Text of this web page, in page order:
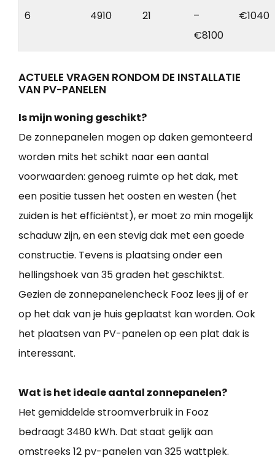
6 4910 21
–
€8100
€1040
ACTUELE VRAGEN RONDOM DE INSTALLATIE
VAN PV-PANELEN
Is mijn woning geschikt?
De zonnepanelen mogen op daken gemonteerd
worden mits het schikt naar een aantal
voorwaarden: genoeg ruimte op het dak, met
een positie tussen het oosten en westen (het
zuiden is het efficiëntst), er moet zo min mogelijk
schaduw zijn, en een stevig dak met een goede
constructie. Tevens is plaatsing onder een
hellingshoek van 35 graden het geschiktst.
Gezien de zonnepanelencheck Fooz lees jij of er
op het dak van je huis geplaatst kan worden. Ook
het plaatsen van PV-panelen op een plat dak is
interessant.
Wat is het ideale aantal zonnepanelen?
Het gemiddelde stroomverbruik in Fooz
bedraagt 3480 kWh. Dat staat gelijk aan
omstreeks 12 pv-panelen van 325 wattpiek.